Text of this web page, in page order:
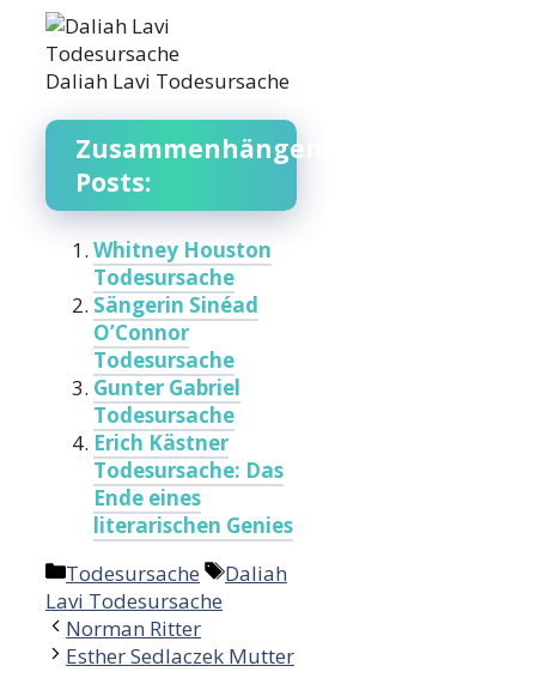
Daliah Lavi Todesursache
Zusammenhängende
Posts:
Whitney Houston
Todesursache
Sängerin Sinéad
O’Connor
Todesursache
Gunter Gabriel
Todesursache
Erich Kästner
Todesursache: Das
Ende eines
literarischen Genies
Categories
Todesursache Tags
Daliah
Lavi Todesursache
Norman Ritter
Esther Sedlaczek Mutter